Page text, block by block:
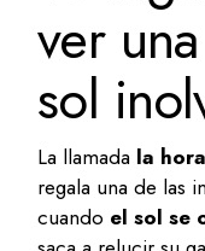
ver
sol
La llamada la
regala una de las
cuando el sol se